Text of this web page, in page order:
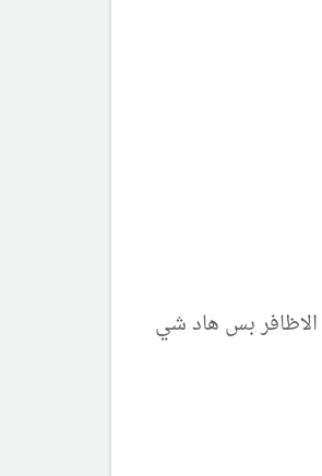
الاظافر بس هاد شي